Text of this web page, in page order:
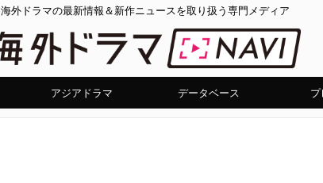
海外ドラマの最新情報＆新作ニュースを取り扱う専門メディア
アジアドラマ データベース